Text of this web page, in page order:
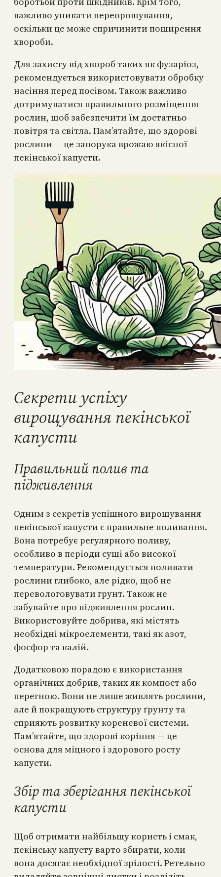
важливо уникати переорошування,
оскільки це може спричинити поширення
хвороби.
Для захисту від хвороб таких як фузаріоз,
рекомендується використовувати обробку
насіння перед посівом. Також важливо
дотримуватися правильного розміщення
рослин, щоб забезпечити їм достатньо
повітря та світла. Пам’ятайте, що здорові
рослини — це запорука врожаю якісної
пекінської капусти.
Секрети успіху
вирощування пекінської
капусти
Правильний полив та
підживлення
Одним з секретів успішного вирощування
пекінської капусти є правильне поливання.
Вона потребує регулярного поливу,
особливо в періоди суші або високої
температури. Рекомендується поливати
рослини глибоко, але рідко, щоб не
перевологовувати грунт. Також не
забувайте про підживлення рослин.
Використовуйте добрива, які містять
необхідні мікроелементи, такі як азот,
фосфор та калій.
Додатковою порадою є використання
органічних добрив, таких як компост або
перегною. Вони не лише живлять рослини,
але й покращують структуру ґрунту та
сприяють розвитку кореневої системи.
Пам’ятайте, що здорові коріння — це
основа для міцного і здорового росту
капусти.
Збір та зберігання пекінської
капусти
Щоб отримати найбільшу користь і смак,
пекінську капусту варто збирати, коли
вона досягає необхідної зрілості. Ретельно